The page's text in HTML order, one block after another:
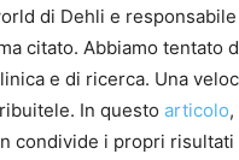
di Dehli e
citato. Abbiamo tentato
e di ricerca. Una
In questo articolo
condivide i propri